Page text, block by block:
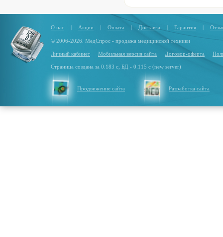
О нас | Акции | Оплата | Доставка | Гарантия |
© 2006-2026. МедСпрос - продажа медицинской техники
Личный кабинет Мобильная версия сайта Договор-оферта
Страница создана за 0.183 с, БД - 0.115 с (new server)
Продвижение сайта Разработка сайта